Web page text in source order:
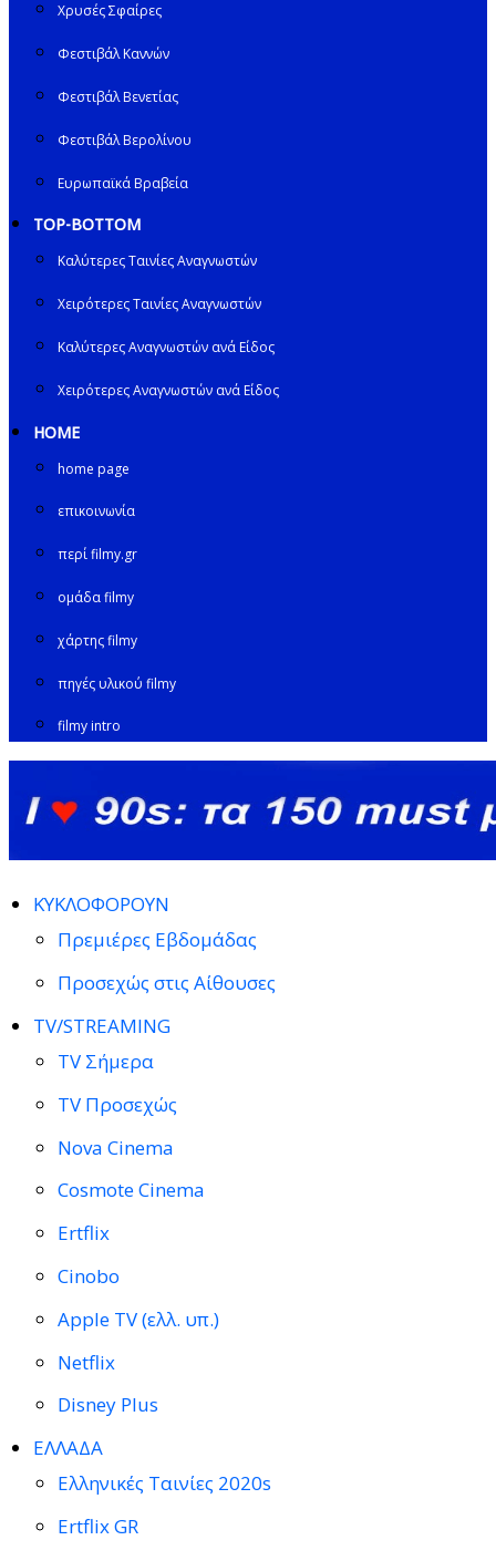
Χρυσές Σφαίρες
Φεστιβάλ Καννών
Φεστιβάλ Βενετίας
Φεστιβάλ Βερολίνου
Ευρωπαϊκά Βραβεία
TOP-BOTTOM
Καλύτερες Ταινίες Αναγνωστών
Χειρότερες Ταινίες Αναγνωστών
Καλύτερες Αναγνωστών ανά Είδος
Χειρότερες Αναγνωστών ανά Είδος
HOME
home page
επικοινωνία
περί filmy.gr
ομάδα filmy
χάρτης filmy
πηγές υλικού filmy
filmy intro
ΚΥΚΛΟΦΟΡΟΥΝ
Πρεμιέρες Εβδομάδας
Προσεχώς στις Αίθουσες
TV/STREAMING
TV Σήμερα
TV Προσεχώς
Nova Cinema
Cosmote Cinema
Ertflix
Cinobo
Apple TV (ελλ. υπ.)
Netflix
Disney Plus
ΕΛΛΑΔΑ
Ελληνικές Ταινίες 2020s
Ertflix GR